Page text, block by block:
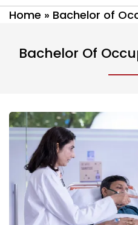
Home » Bachelor of
Bachelor Of